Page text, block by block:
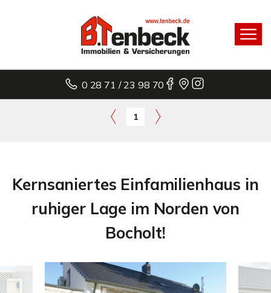
0 28 71 / 23 98 70
1
Kernsaniertes Einfamilienhaus in
ruhiger Lage im Norden von
Bocholt!